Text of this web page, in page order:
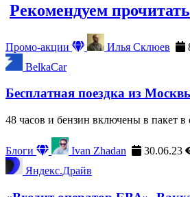
Рекомендуем прочитать
Промо-акции Илья Склюев
BelkaCar
Бесплатная поездка из
48 часов и бензин включены в пакет в
Блоги Ivan Zhadan 30.06.23
Яндекс.Драйв